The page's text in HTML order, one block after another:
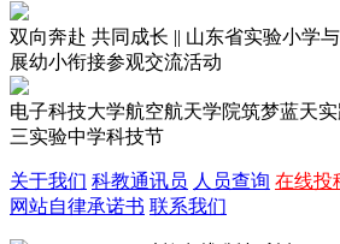
双向奔赴 共同成长 || 山东省实验小学
展幼小衔接参观交流活动
电子科技大学航空航天学院筑梦蓝天
三实验中学科技节
关于我们 科教通讯员 人员查询 在线投
网站自律承诺书 联系我们